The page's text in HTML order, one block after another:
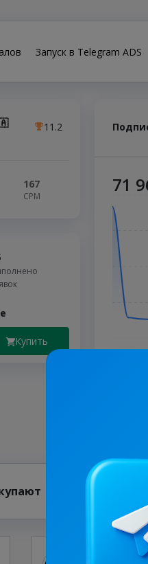
Запуск в Telegram ADS
11.2
167
СРМ
Купить
71
5K